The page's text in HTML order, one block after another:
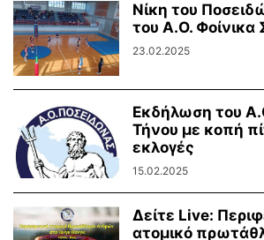
Νίκη του
του Α.Ο. Φοίνικα
23.02.2025
Εκδήλωση του
Τήνου με κοπή
εκλογές
15.02.2025
Δείτε Live:
ατομικό